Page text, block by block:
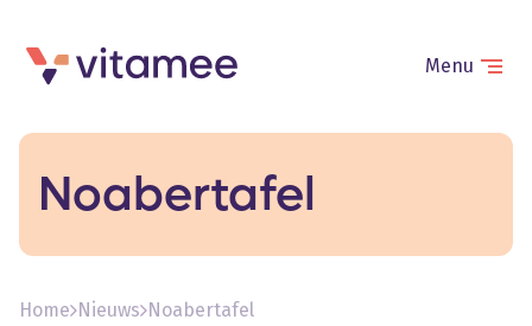
Menu
Noabertafel
Home Nieuws Noabertafel